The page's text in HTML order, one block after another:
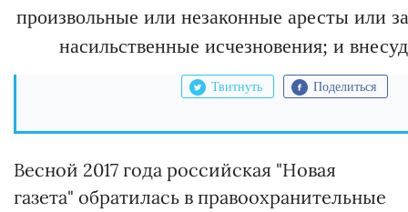
произвольные или незаконные аресты или
насильственные исчезновения; и
Твитнуть Поделиться
Весной 2017 года российская "Новая
газета" обратилась в правоохранительные